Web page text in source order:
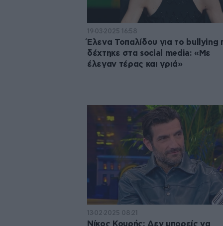
19·03·2025 16:58
Έλενα Τοπαλίδου για το bullying
δέχτηκε στα social media: «Με
έλεγαν τέρας και γριά»
13·02·2025 08:21
Νίκος Κουρής: Δεν μπορείς να